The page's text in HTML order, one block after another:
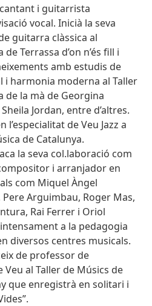
i guitarrista
vocal. Inicià la seva
guitarra clàssica al
Terrassa d’on n’és fill i
amb estudis de
i harmonia moderna al Taller
de la mà de Georgina
Jordan, entre d’altres.
l’especialitat de Veu Jazz a
de Catalunya.
la seva col.laboració com
i arranjador en
com Miquel Àngel
Arguimbau, Roger Mas,
Rai Ferrer i Oriol
a la pedagogia
diversos centres musicals.
de professor de
al Taller de Músics de
que enregistrà en solitari i